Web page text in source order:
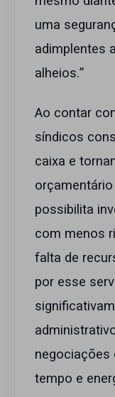
uma
adimplentes
alheios.”
Ao contar
síndicos
caixa e
possibilita
com menos
falta de
por esse
negociações
tempo e